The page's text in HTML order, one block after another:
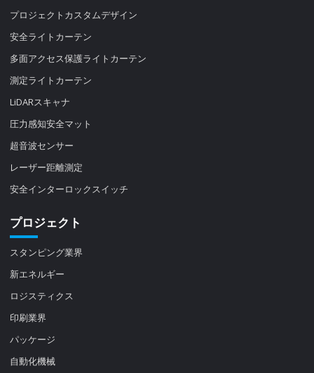
プロジェクトカスタムデザイン
安全ライトカーテン
多面アクセス保護ライトカーテン
測定ライトカーテン
LiDARスキャナ
圧力感知安全マット
超音波センサー
レーザー距離測定
安全インターロックスイッチ
プロジェクト
スタンピング業界
新エネルギー
ロジスティクス
印刷業界
パッケージ
自動化機械